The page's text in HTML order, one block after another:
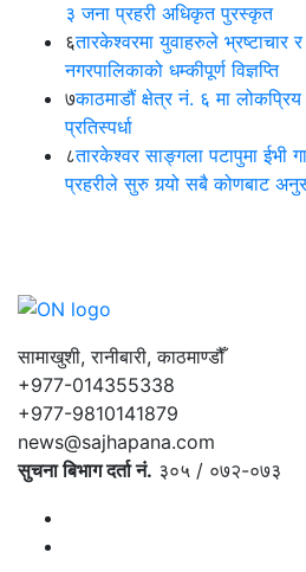
३ जना प्रहरी अधिकृत पुरस्कृत
६तारकेश्वरमा युवाहरुले भ्रष्टाचार
नगरपालिकाको धम्कीपूर्ण विज्ञप्ति
७काठमाडौं क्षेत्र नं. ६ मा
प्रतिस्पर्धा
८तारकेश्वर साङ्गला पटापुमा ईभी
प्रहरीले सुरु गर्‍यो सबै कोणबाट
सामाखुशी, रानीबारी, काठमाण्डौँ
+977-014355338
+977-9810141879
news@sajhapana.com
सुचना बिभाग दर्ता नं. ३०५ / ०७२-०७३